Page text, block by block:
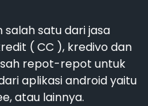
satu dari jasa
( CC ), kredivo dan
repot-repot untuk
aplikasi android yaitu
atau lainnya.